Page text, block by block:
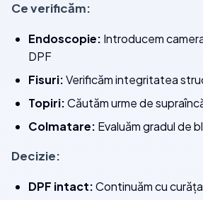
Ce verificăm:
Endoscopie: Introducem
DPF
Fisuri:Verificăm integritatea
Topiri:Căutăm urme de
Colmatare: Evaluăm gradul de
Decizie:
DPF intact:Continuăm cu